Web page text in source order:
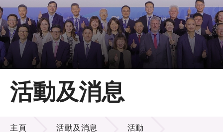
跳到內容（按回車鍵）
會員登入
主頁
關於LSCM
技術商品化
活動及消息
活動及消息
主頁 活動及消息 活動